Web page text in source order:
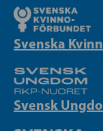
Svenska
Svensk